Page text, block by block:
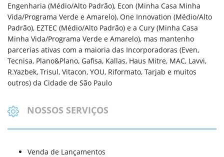
Engenharia (Médio/Alto Padrão), Econ (Minha Casa Minha
Vida/Programa Verde e Amarelo), One Innovation (Médio/Alto
Padrão), EZTEC (Médio/Alto Padrão) e a Cury (Minha Casa
Minha Vida/Programa Verde e Amarelo), mas mantenho
parcerias ativas com a maioria das Incorporadoras (Even,
Tecnisa, Plano&Plano, Gafisa, Kallas, Haus Mitre, MAC, Lavvi,
R.Yazbek, Trisul, Vitacon, YOU, Riformato, Tarjab e muitos
outros) da Cidade de São Paulo
NOSSOS SERVIÇOS
Venda de Lançamentos